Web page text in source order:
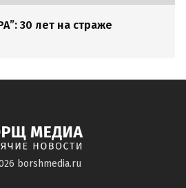
30 лет на страже
borshmedia.ru